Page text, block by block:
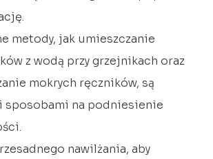
metody, jak umieszczanie
z wodą przy grzejnikach oraz
mokrych ręczników, są
sposobami na podniesienie
nawilżania, aby